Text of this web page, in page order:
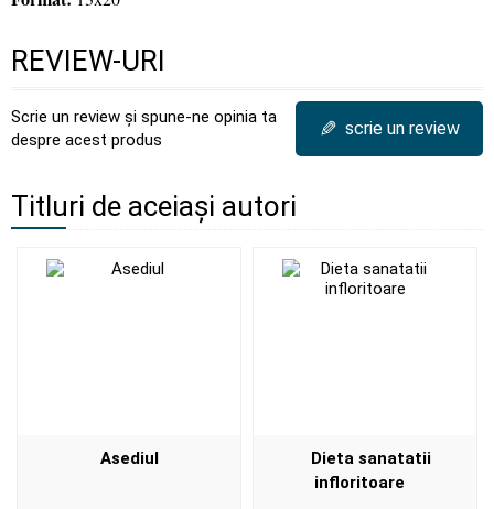
REVIEW-URI
Scrie un review și spune-ne opinia ta
despre acest produs
✎ scrie un review
Titluri de aceiași autori
Asediul
Dieta sanatatii
infloritoare